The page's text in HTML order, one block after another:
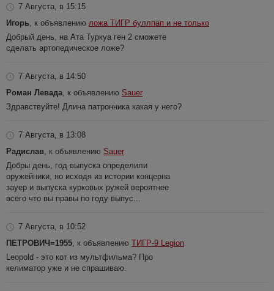
7 Августа, в 15:15
Игорь, к объявлению ложа ТИГР буллпап и не только
Добрый день, на Ата Туркуа ген 2 сможете
сделать артопедическое ложе?
7 Августа, в 14:50
Роман Левада, к объявлению Sauer
Здравствуйте! Длина патронника какая у него?
7 Августа, в 13:08
Радислав, к объявлению Sauer
Добры день, год выпуска определили
оружейники, но исходя из истории концерна
зауер и выпуска курковых ружей вероятнее
всего что вы правы по году выпус...
7 Августа, в 10:52
ПЕТРОВИЧ=1955, к объявлению ТИГР-9 Legion
Leopold - это кот из мультфильма? Про
келиматор уже и не спрашиваю.